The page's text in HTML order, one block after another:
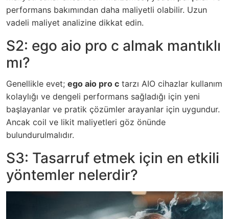
performans bakımından daha maliyetli olabilir. Uzun
vadeli maliyet analizine dikkat edin.
S2: ego aio pro c almak mantıklı
mı?
Genellikle evet; ego aio pro c tarzı AIO cihazlar kullanım
kolaylığı ve dengeli performans sağladığı için yeni
başlayanlar ve pratik çözümler arayanlar için uygundur.
Ancak coil ve likit maliyetleri göz önünde
bulundurulmalıdır.
S3: Tasarruf etmek için en etkili
yöntemler nelerdir?